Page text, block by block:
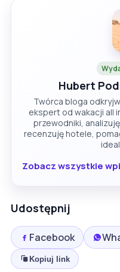
Hubert
Twórca bloga
ekspert od wakacji all
przewodniki,
recenzuję hotele,
Zobacz wszystkie
Udostępnij
Facebook
Kopiuj link